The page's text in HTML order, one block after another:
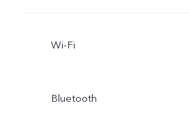
Wi-Fi
Bluetooth